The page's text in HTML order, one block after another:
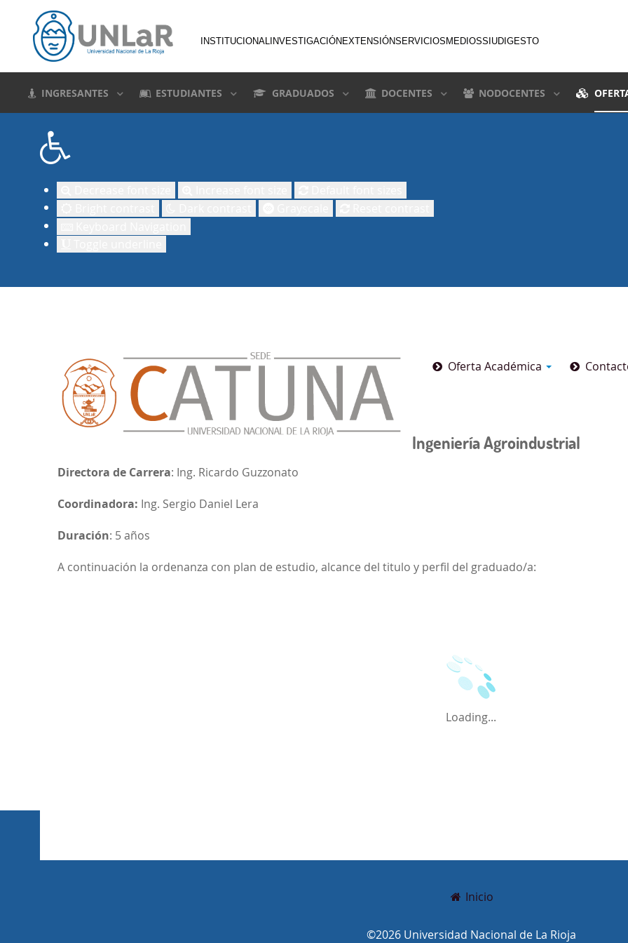
INSTITUCIONAL INVESTIGACIÓN EXTENSIÓNSERVICIOS MEDIOSSIUDIGESTO
INGRESANTES ESTUDIANTES GRADUADOS DOCENTES NODOCENTES
Oferta Académica
Ingeniería Agroindustrial
Directora de Carrera: Ing. Ricardo Guzzonato
Coordinadora: Ing. Sergio Daniel Lera
Duración: 5 años
A continuación la ordenanza con plan de estudio, alcance del titulo y perfil del graduado/a:
Loading...
Inicio
©2026 Universidad Nacional de La Rioja